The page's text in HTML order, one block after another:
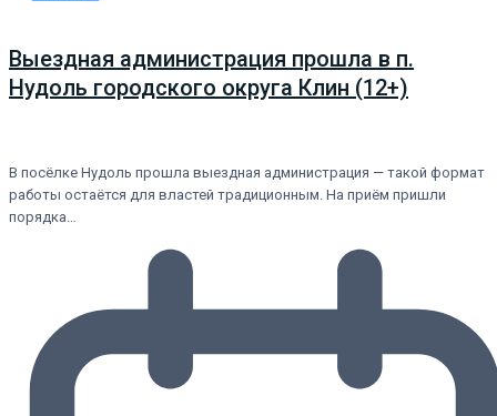
Выездная администрация прошла в п.
Нудоль городского округа Клин (12+)
В посёлке Нудоль прошла выездная администрация — такой формат
работы остаётся для властей традиционным. На приём пришли
порядка…